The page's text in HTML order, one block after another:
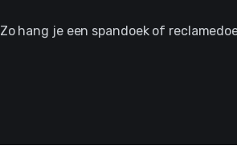
Zo hang je een spandoek of